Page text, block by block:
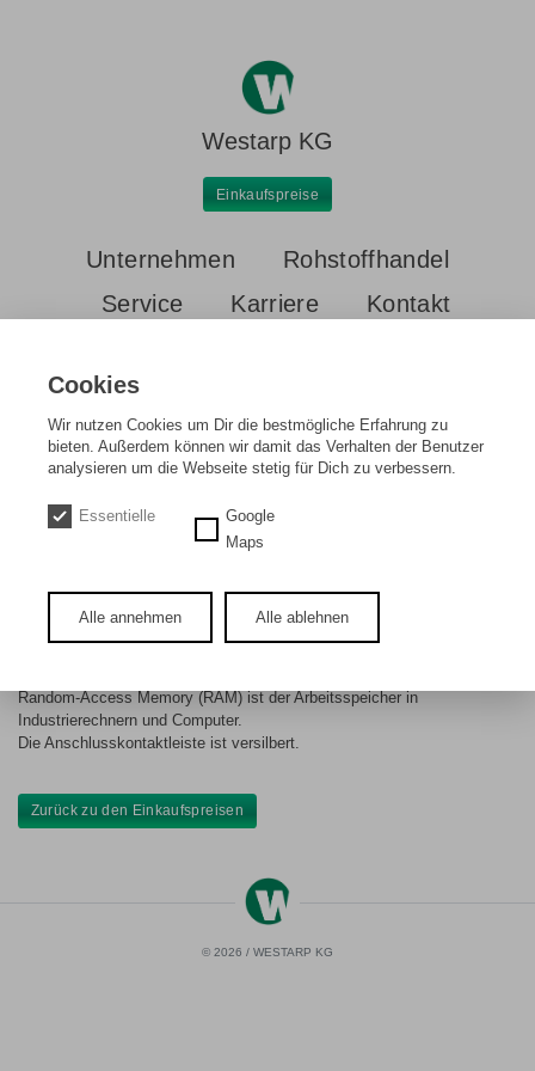
Westarp KG
Einkaufspreise
Unternehmen
Rohstoffhandel
Service
Karriere Kontakt
RAM mit Silberkontakten
Random-Access Memory (RAM) ist der Arbeitsspeicher in
Industrierechnern und Computer.
Die Anschlusskontaktleiste ist versilbert.
Zurück zu den Einkaufspreisen
© 2026 / WESTARP KG
Cookies
Wir nutzen Cookies um Dir die bestmögliche Erfahrung zu
bieten. Außerdem können wir damit das Verhalten der Benutzer
analysieren um die Webseite stetig für Dich zu verbessern.
Essentielle
Google
Maps
Alle annehmen Alle ablehnen